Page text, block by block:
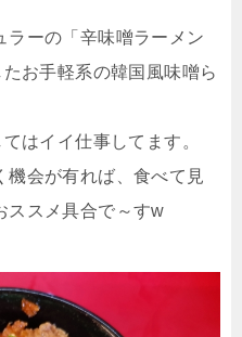
ラーの「辛味噌ラーメン
お手軽系の韓国風味噌ら
はイイ仕事してます。
機会が有れば、食べて見
ススメ具合で～すw